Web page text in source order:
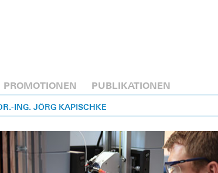
PROMOTIONEN PUBLIKATIONEN
ING. JÖRG KAPISCHKE